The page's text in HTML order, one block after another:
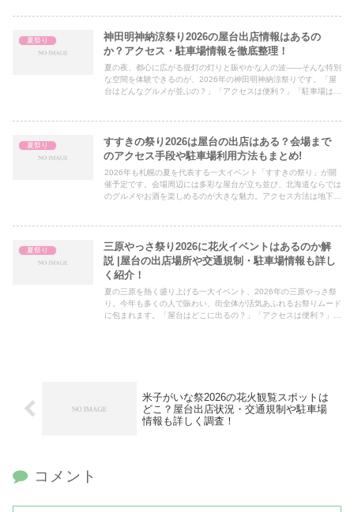
夏祭り
神田明神納涼祭り2026の屋台出店情報はあるの
か？アクセス・駐車場情報を徹底整理！
夏の夜、都心に広がる提灯の灯りと賑やかな人の波——そんな特別
な空間を体験できるのが、2026年の神田明神納涼祭りです。「屋
台はどんなグルメが並ぶの？」「アクセスは便利？」「駐車場はあ
夏祭り
すすきの祭り2026は屋台の出店はある？会場まで
のアクセス手段や駐車場利用方法もまとめ!
2026年も札幌の夏を代表する一大イベント「すすきの祭り」が開
催予定です。会場周辺には多彩な屋台が立ち並び、北海道ならでは
のグルメやお酒を楽しめるのが大きな魅力。アクセス方法は地下鉄
夏祭り
三原やっさ祭り2026に花火イベントはあるのか解
説 |屋台の出店場所や交通規制・駐車場情報も詳し
く紹介！
夏の三原を熱く盛り上げる一大イベント、2026年の三原やっさ祭
り。今年も多くの人で賑わい、街全体が活気あふれるお祭りムード
に包まれます。「屋台はどこに出るの？」「アクセスは便利？」
米子がいな祭2026の花火観覧スポットは
どこ？屋台出店状況・交通規制や駐車場
情報も詳しく調査！
コメント